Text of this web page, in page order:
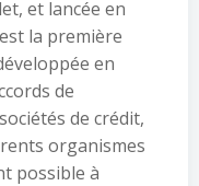
et lancée en
la première
en
de
de crédit,
organismes
possible à